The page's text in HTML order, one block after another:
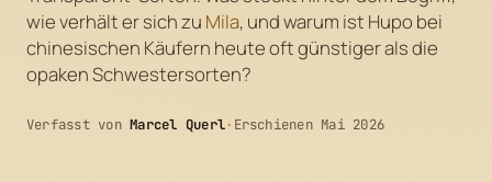
wie verhält er sich zu Mila, und warum ist Hupo bei
chinesischen Käufern heute oft günstiger als die
opaken Schwestersorten?
Verfasst vonMarcel Querl· Erschienen Mai 2026